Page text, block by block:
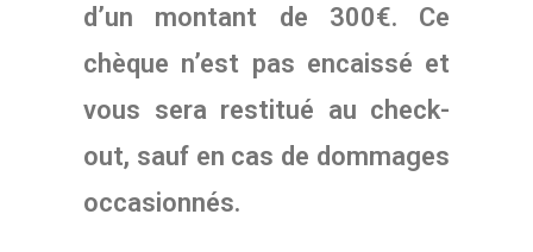
d’un montant de 300€. Ce
chèque n’est pas encaissé et
vous sera restitué au check-
out, sauf en cas de dommages
occasionnés.